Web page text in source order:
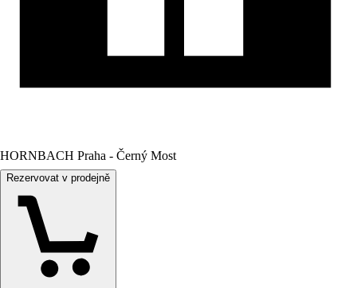
HORNBACH Praha - Černý Most
Rezervovat v prodejně